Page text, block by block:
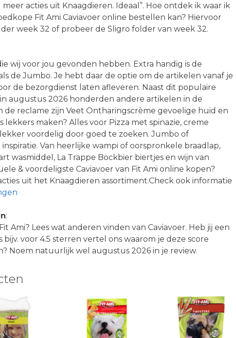
acties uit Knaagdieren. Ideaal”. Hoe ontdek ik waar ik
Fit Ami Caviavoer online bestellen kan? Hiervoor
week 32 of probeer de Sligro folder van week 32.
wij voor jou gevonden hebben. Extra handig is de
de Jumbo. Je hebt daar de optie om de artikelen vanaf je
de bezorgdienst laten afleveren. Naast dit populaire
augustus 2026 honderden andere artikelen in de
de reclame zijn Veet Ontharingscrème gevoelige huid en
lekkers maken? Alles voor Pizza met spinazie, creme
voordelig door goed te zoeken. Jumbo of
Van heerlijke wampi of oorspronkele braadlap,
wasmiddel, La Trappe Bockbier biertjes en wijn van
& voordeligste Caviavoer van Fit Ami online kopen?
uit het Knaagdieren assortiment.Check ook informatie
:
Ami? Lees wat anderen vinden van Caviavoer. Heb jij een
voor 4.5 sterren vertel ons waarom je deze score
Noem natuurlijk wel augustus 2026 in je review.